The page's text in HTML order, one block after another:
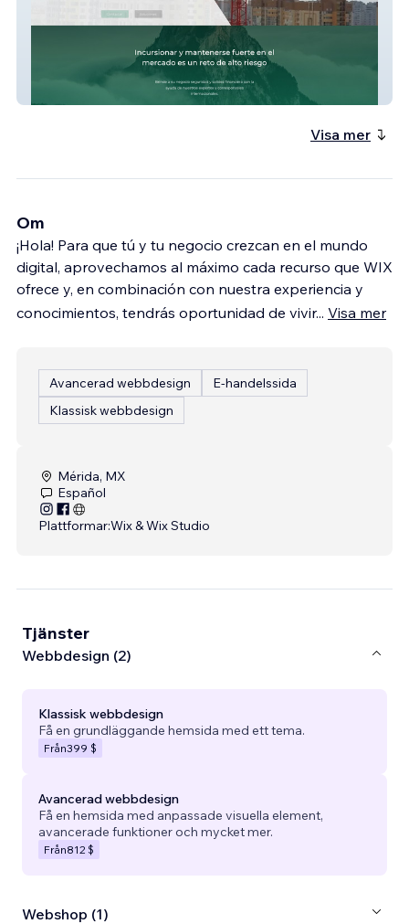
Visa mer
Om
¡Hola! Para que tú y tu negocio crezcan en el mundo
digital, aprovechamos al máximo cada recurso que WIX
ofrece y, en combinación con nuestra experiencia y
conocimientos, tendrás oportunidad de vivir... Visa mer
Avancerad webbdesign
E-handelssida
Klassisk webbdesign
Mérida, MX
Español
Plattformar:Wix & Wix Studio
Tjänster
Webbdesign (2)
Klassisk webbdesign
Få en grundläggande hemsida med ett tema.
Från399 $
Avancerad webbdesign
Få en hemsida med anpassade visuella element,
avancerade funktioner och mycket mer.
Från812 $
Webshop (1)